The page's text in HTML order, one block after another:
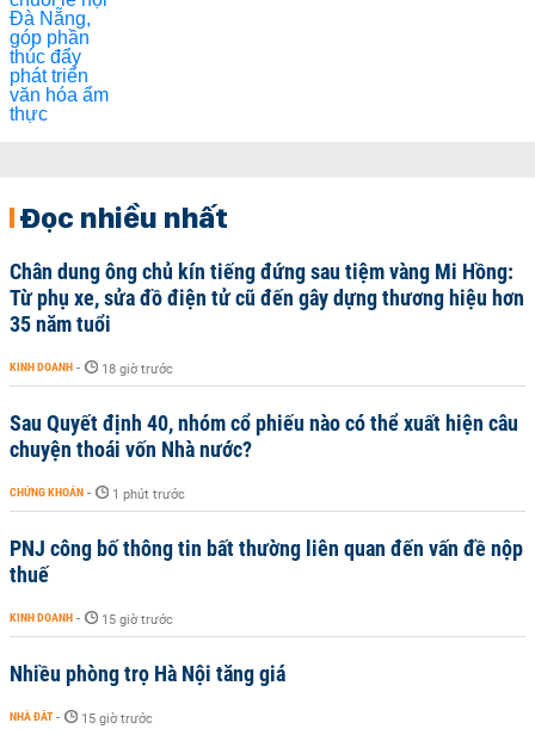
Đọc nhiều nhất
Chân dung ông chủ kín tiếng đứng sau tiệm vàng Mi Hồng:
Từ phụ xe, sửa đồ điện tử cũ đến gây dựng thương hiệu hơn
35 năm tuổi
KINH DOANH - 18 giờ trước
Sau Quyết định 40, nhóm cổ phiếu nào có thể xuất hiện câu
chuyện thoái vốn Nhà nước?
CHỨNG KHOÁN - 1 phút trước
PNJ công bố thông tin bất thường liên quan đến vấn đề nộp
thuế
KINH DOANH - 15 giờ trước
Nhiều phòng trọ Hà Nội tăng giá
NHÀ ĐẤT - 15 giờ trước